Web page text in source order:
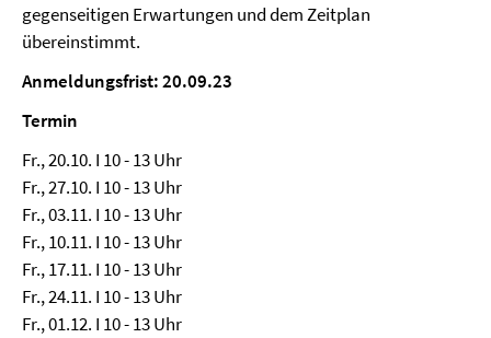
gegenseitigen Erwartungen und dem Zeitplan
übereinstimmt.
Anmeldungsfrist: 20.09.23
Termin
Fr., 20.10. I 10 - 13 Uhr
Fr., 27.10. I 10 - 13 Uhr
Fr., 03.11. I 10 - 13 Uhr
Fr., 10.11. I 10 - 13 Uhr
Fr., 17.11. I 10 - 13 Uhr
Fr., 24.11. I 10 - 13 Uhr
Fr., 01.12. I 10 - 13 Uhr